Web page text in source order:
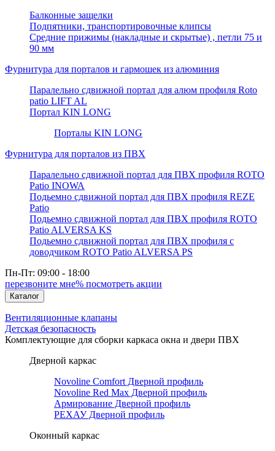
Балконные защелки
Подпятники, транспортировочные клипсы
Средние прижимы (накладные и скрытые) , петли 75 и
90 мм
Фурнитура для порталов и гармошек из алюминия
Паралельно сдвижной портал для алюм профиля Roto
patio LIFT AL
Портал KIN LONG
Порталы KIN LONG
Фурнитура для порталов из ПВХ
Паралельно сдвижной портал для ПВХ профиля ROTO
Patio INOWA
Подьемно сдвижной портал для ПВХ профиля REZE
Patio
Подьемно сдвижной портал для ПВХ профиля ROTO
Patio ALVERSA KS
Подьемно сдвижной портал для ПВХ профиля с
доводчиком ROTO Patio ALVERSA PS
Пн-Пт: 09:00 - 18:00
перезвоните мне% посмотреть акции
Каталог
Вентиляционные клапаны
Детская безопасность
Комплектующие для сборки каркаса окна и двери ПВХ
Дверной каркас
Novoline Comfort Дверной профиль
Novoline Red Мax Дверной профиль
Армирование Дверной профиль
РЕХАУ Дверной профиль
Оконный каркас